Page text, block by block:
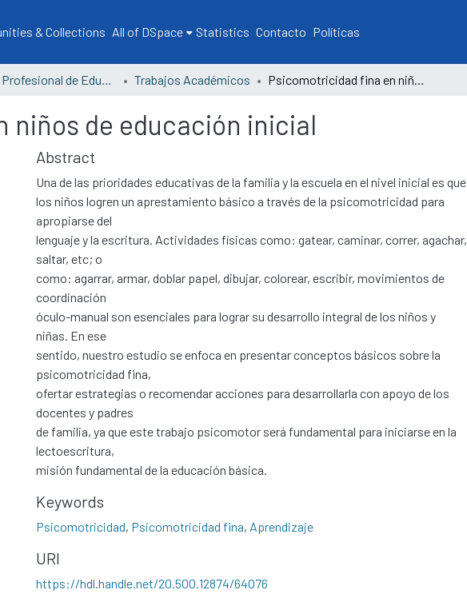
& Collections All of DSpace Statistics Contacto Políticas
Escuela Profesional de Educación Trabajos Académicos Psicomotricidad fina en niños de educación inicial
niños de educación inicial
Abstract
Una de las prioridades educativas de la familia y la escuela en el nivel inicial es que
los niños logren un aprestamiento básico a través de la psicomotricidad para
apropiarse del
lenguaje y la escritura. Actividades físicas como: gatear, caminar, correr, agachar,
saltar, etc; o
como: agarrar, armar, doblar papel, dibujar, colorear, escribir, movimientos de
coordinación
óculo-manual son esenciales para lograr su desarrollo integral de los niños y
niñas. En ese
sentido, nuestro estudio se enfoca en presentar conceptos básicos sobre la
psicomotricidad fina,
ofertar estrategias o recomendar acciones para desarrollarla con apoyo de los
docentes y padres
de familia, ya que este trabajo psicomotor será fundamental para iniciarse en la
lectoescritura,
misión fundamental de la educación básica.
Keywords
Psicomotricidad, Psicomotricidad fina, Aprendizaje
URI
https://hdl.handle.net/20.500.12874/64076